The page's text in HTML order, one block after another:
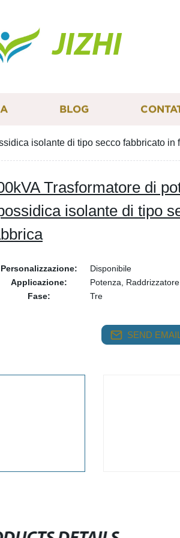
JIZHI
BLOG
isolante di tipo secco fabbricato in
Trasformatore di
isolante di tipo
Personalizzazione:
Disponibile
Applicazione:
Potenza, Raddrizzatore
Fase:
Tre
SEND